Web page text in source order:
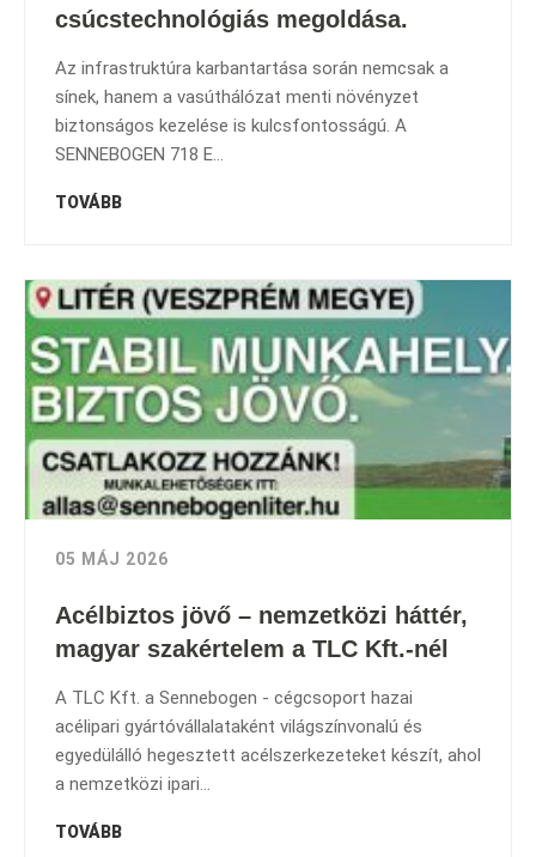
csúcstechnológiás megoldása.
Az infrastruktúra karbantartása során nemcsak a
sínek, hanem a vasúthálózat menti növényzet
biztonságos kezelése is kulcsfontosságú. A
SENNEBOGEN 718 E...
TOVÁBB
05 MÁJ 2026
Acélbiztos jövő – nemzetközi háttér,
magyar szakértelem a TLC Kft.-nél
A TLC Kft. a Sennebogen - cégcsoport hazai
acélipari gyártóvállalataként világszínvonalú és
egyedülálló hegesztett acélszerkezeteket készít, ahol
a nemzetközi ipari...
TOVÁBB